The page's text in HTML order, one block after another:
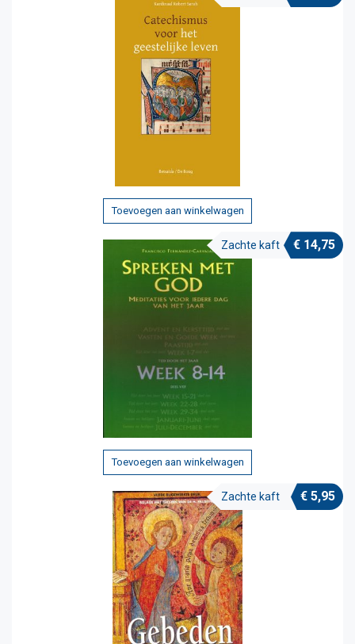
Toevoegen aan winkelwagen
Zachte kaft € 14,75
Toevoegen aan winkelwagen
Zachte kaft € 5,95